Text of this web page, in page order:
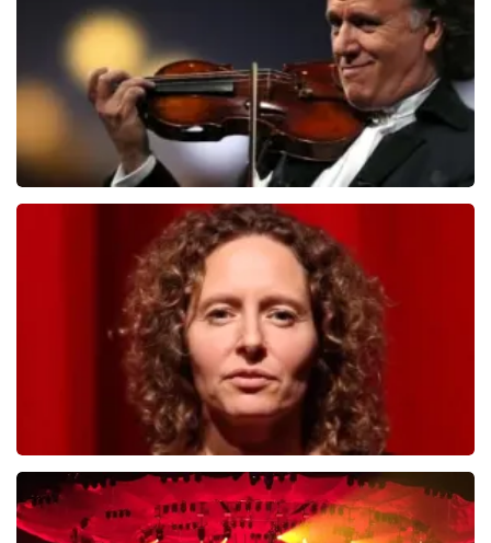
BESTEL NU
Andre Rieu
laatste 30 minuten
BESTEL NU
Esther van der Voort
488laatste 30 minuten